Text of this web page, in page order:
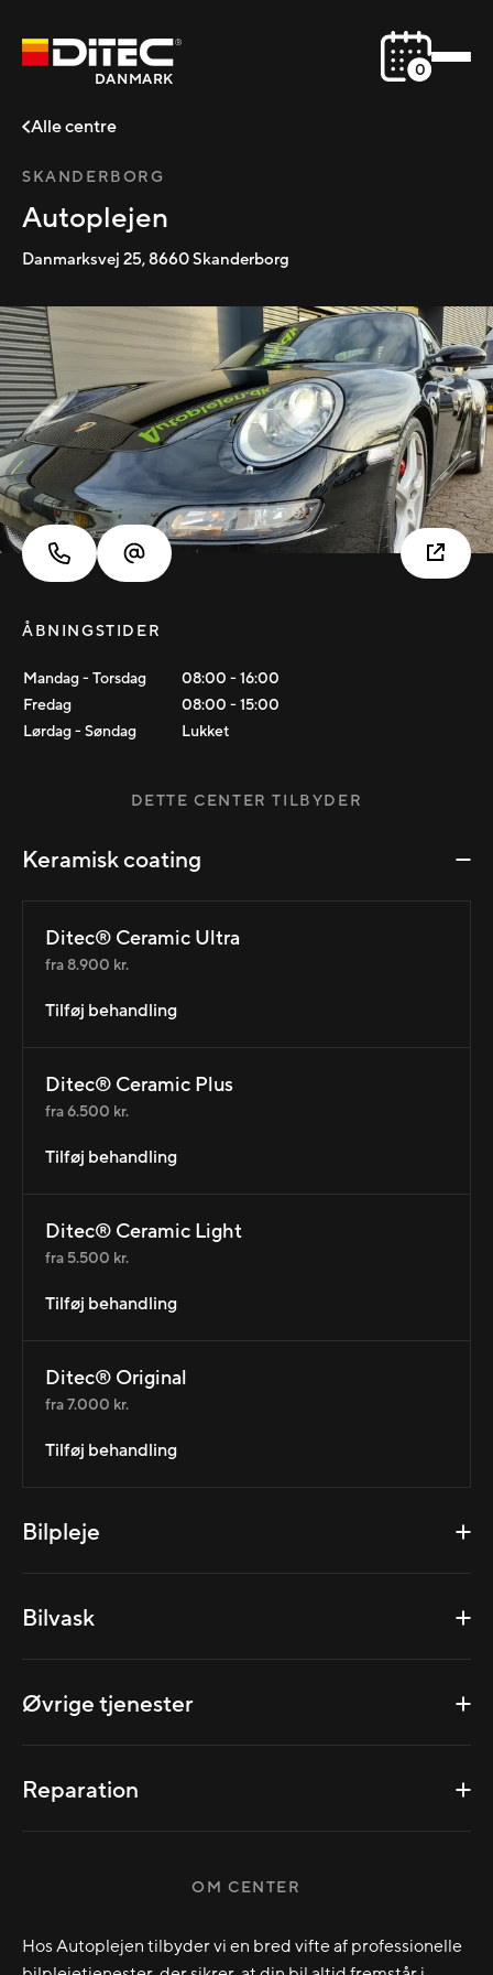
DANMARK 0
Alle centre
SKANDERBORG
Autoplejen
Danmarksvej 25,8660Skanderborg
ÅBNINGSTIDER
Mandag - Torsdag 08:00 -16:00
Fredag
08:00 -15:00
Lørdag - Søndag
Lukket
DETTE CENTER TILBYDER
Keramisk coating
Ditec® Ceramic Ultra
fra 8.900 kr.
Tilføj behandling
Ditec® Ceramic Plus
fra 6.500 kr.
Tilføj behandling
Ditec® Ceramic Light
fra 5.500 kr.
Tilføj behandling
Ditec® Original
fra 7.000 kr.
Tilføj behandling
Bilpleje
Bilvask
Øvrige tjenester
Reparation
OM CENTER
Hos Autoplejen tilbyder vi en bred vifte af professionelle